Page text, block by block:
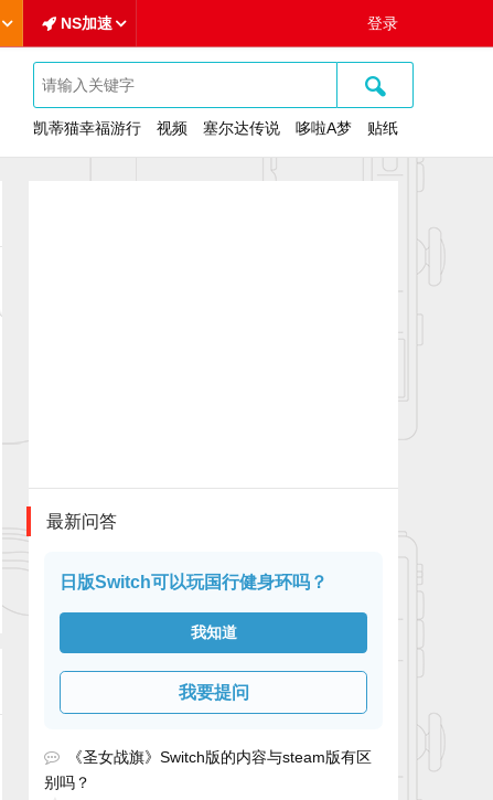
🔍
凯蒂猫幸福游行 视频 塞尔达传说 哆啦A梦 贴纸
NS加速 登录
最新问答
日版Switch可以玩国行健身环吗？
我知道
我要提问
《圣女战旗》Switch版的内容与steam版有区
别吗？